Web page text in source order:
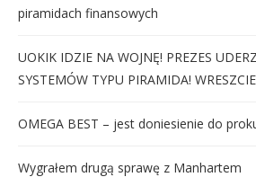
piramidach finansowych
UOKIK IDZIE NA WOJNĘ! PREZES
SYSTEMÓW TYPU PIRAMIDA!
OMEGA BEST – jest doniesienie do
Wygrałem drugą sprawę z Manhartem